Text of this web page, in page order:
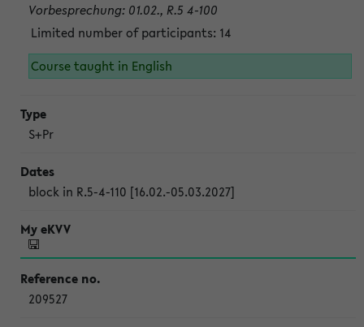
Vorbesprechung: 01.02., R.5 4-100
Limited number of participants: 14
Course taught in English
S+Pr
block in R.5-4-110 [16.02.-05.03.2027]
209527